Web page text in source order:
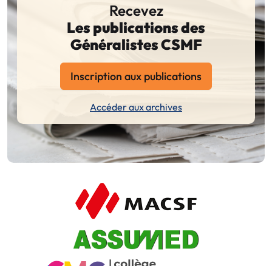
Recevez
Les publications des
Généralistes CSMF
Inscription aux publications
Accéder aux archives